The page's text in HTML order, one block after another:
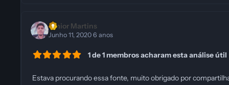
Junior Martins
Junho 11, 20206 anos
1 de 1 membros acharam esta análise útil
Estava procurando essa fonte, muito obrigado por